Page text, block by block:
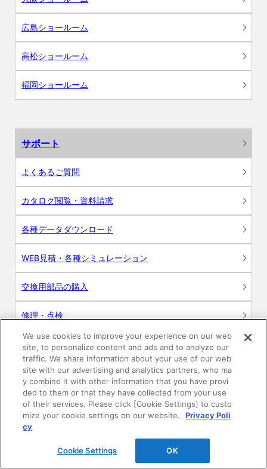
広島ショールーム
高松ショールーム
福岡ショールーム
サポート
よくあるご質問
カタログ閲覧・資料請求
各種データダウンロード
WEB見積・各種シミュレーション
交換用部品の購入
修理・点検
お問い合わせ
ログイン
建築・設計関係者様向けサイト
ユーザー登録サービス
WEB見積システム
We use cookies to improve your experience on our web
site, to personalize content and ads and to analyze our
traffic. We share information about your use of our web
site with our advertising and analytics partners, who ma
y combine it with other information that you have provi
ded to them or that they have collected from your use
of their services. Please click [Cookie Settings] to custo
mize your cookie settings on our website.
Privacy Poli
cy
Cookie Settings OK